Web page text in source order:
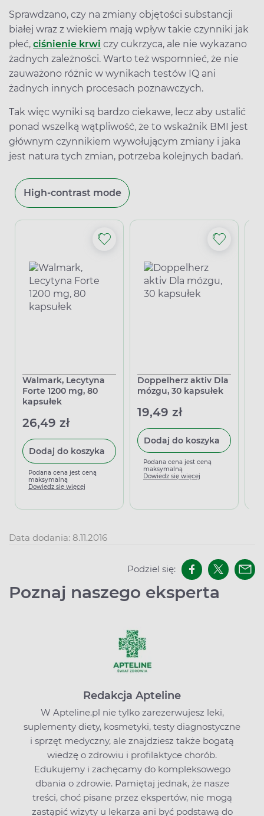
Sprawdzano, czy na zmiany objętości substancji
białej wraz z wiekiem mają wpływ takie czynniki jak
płeć, ciśnienie krwi czy cukrzyca, ale nie wykazano
żadnych zależności. Warto też wspomnieć, że nie
zauważono różnic w wynikach testów IQ ani
żadnych innych procesach poznawczych.
Tak więc wyniki są bardzo ciekawe, lecz aby ustalić
ponad wszelką wątpliwość, że to wskaźnik BMI jest
głównym czynnikiem wywołującym zmiany i jaka
jest natura tych zmian, potrzeba kolejnych badań.
High-contrast mode
Walmark, Lecytyna
Forte 1200 mg, 80
kapsułek
26,49 zł
Dodaj do koszyka
Podana cena jest ceną
maksymalną
Dowiedz się więcej
Doppelherz aktiv Dla
mózgu, 30 kapsułek
19,49 zł
Dodaj do koszyka
Podana cena jest ceną
maksymalną
Dowiedz się więcej
Data dodania: 8.11.2016
Podziel się:
Poznaj naszego eksperta
Redakcja Apteline
W Apteline.pl nie tylko zarezerwujesz leki,
suplementy diety, kosmetyki, testy diagnostyczne
i sprzęt medyczny, ale znajdziesz także bogatą
wiedzę o zdrowiu i profilaktyce chorób.
Edukujemy i zachęcamy do kompleksowego
dbania o zdrowie. Pamiętaj jednak, że nasze
treści, choć pisane przez ekspertów, nie mogą
zastąpić wizyty u lekarza ani być podstawą do